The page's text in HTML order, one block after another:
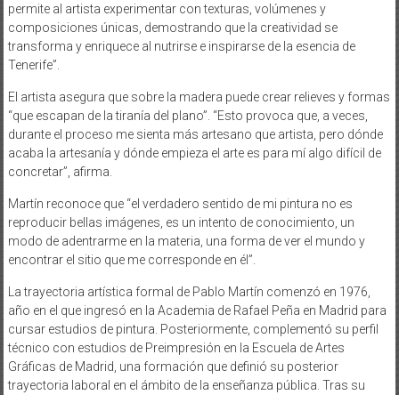
permite al artista experimentar con texturas, volúmenes y
composiciones únicas, demostrando que la creatividad se
transforma y enriquece al nutrirse e inspirarse de la esencia de
Tenerife”.
El artista asegura que sobre la madera puede crear relieves y formas
“que escapan de la tiranía del plano”. “Esto provoca que, a veces,
durante el proceso me sienta más artesano que artista, pero dónde
acaba la artesanía y dónde empieza el arte es para mí algo difícil de
concretar”, afirma.
Martín reconoce que “el verdadero sentido de mi pintura no es
reproducir bellas imágenes, es un intento de conocimiento, un
modo de adentrarme en la materia, una forma de ver el mundo y
encontrar el sitio que me corresponde en él”.
La trayectoria artística formal de Pablo Martín comenzó en 1976,
año en el que ingresó en la Academia de Rafael Peña en Madrid para
cursar estudios de pintura. Posteriormente, complementó su perfil
técnico con estudios de Preimpresión en la Escuela de Artes
Gráficas de Madrid, una formación que definió su posterior
trayectoria laboral en el ámbito de la enseñanza pública. Tras su